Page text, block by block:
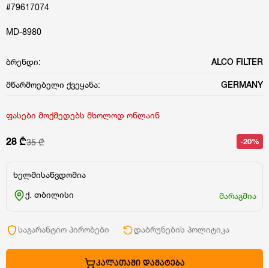
#79617074
MD-8980
ბრენდი: ALCO FILTER
მწარმოებელი ქვეყანა: GERMANY
ფასები მოქმედებს მხოლოდ ონლაინ
28 ₾35 ₾ -20%
ხელმისაწვდომია
ქ. თბილისი
მარაგშია
საგარანტიო პირობები დაბრუნების პოლიტიკა
ᲙᲐᲚᲐᲗᲐᲨᲘ ᲓᲐᲛᲐᲢᲔᲑᲐ